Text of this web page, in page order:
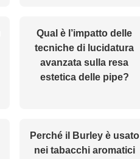
Qual è l’impatto delle
tecniche di lucidatura
avanzata sulla resa
estetica delle pipe?
Perché il Burley è usato
nei tabacchi aromatici